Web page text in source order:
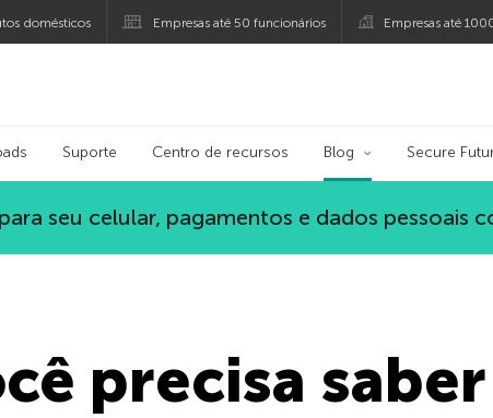
domésticos Empresas até 50 funcionários Empresas até
Suporte Centro de recursos Blog Secure
seu celular, pagamentos e dados pessoais
precisa